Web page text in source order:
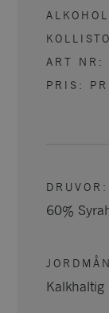
ART NR:
PRIS:
DRUVOR :
60%
JORDMÅN
Kalkhaltig